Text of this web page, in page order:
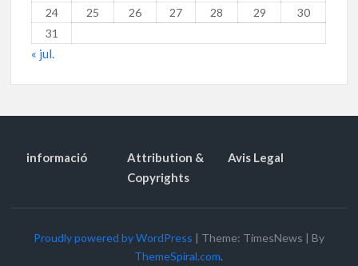
24
25 26 27 28 29
30
31
« jul.
informació
Attribution &
Copyrights
Avis Legal
Proudly powered by WordPress | Theme: TimesNews | By
ThemeSpiral.com.